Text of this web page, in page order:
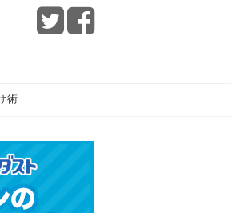
術